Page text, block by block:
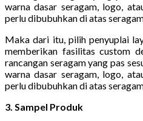
warna dasar seragam, logo,
perlu dibubuhkan di atas
Maka dari itu, pilih penyuplai
memberikan fasilitas custom
rancangan seragam yang pas
warna dasar seragam, logo,
perlu dibubuhkan di atas
3. Sampel Produk